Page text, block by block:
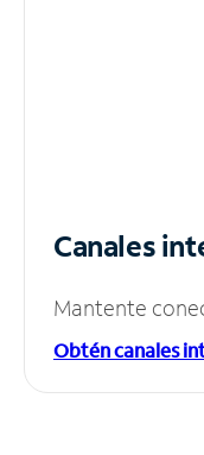
Canales
Mantente
Obtén canales